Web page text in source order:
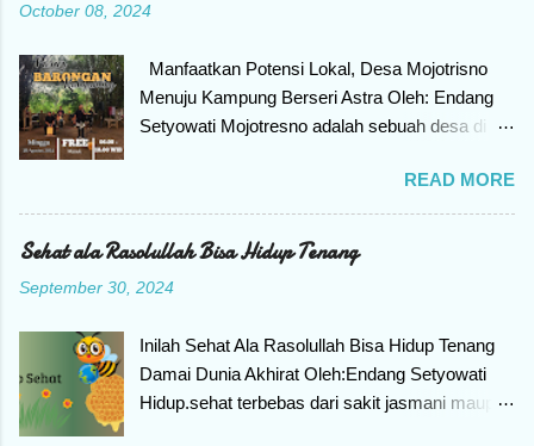
yang namanya Reading Slump. Apa itu
seseorang kehilangan motivasi untuk
melakukan hal yang disukai, yaitu membaca
buku. Jangan khawatir ya teman-teman, bila
menyelesaikan masalah. Ikuti artikel ini sampai
akhir karena akan berbagi bagaimana
menyiasatinya. Jadi ada 10 cara menyiasati jika
terjadi Reading slump. Penyebab Reading
ibaratnya, kenapa reading slump menimpa
pembaca buku? Penyebab seseorang
mengalami Reading slump ada beberapa yang
October 08, 2024
Manfaatkan Potensi Lokal, Desa Mojotrisno
Menuju Kampung Berseri Astra Oleh: Endang
Setyowati Mojotresno adalah sebuah desa di
Jombang Provinsi Jawa Timur. Mojotresno
dilewati jalan utama lintas Selatan yang
menghubungkan Surabaya dengan Solo dan
Yogyakarta. Letak yang strategis sangat mudah
untuk dijangkau. Desa ini tidak terletak di
pada kondisi alam yang biasa. Namun, berkat
terobosan dan inovasi yang dilakukan berhasil
di sulap menjadi desa wisata yang terutama
READ MORE
Sehat ala Rasolullah Bisa Hidup Tenang
September 30, 2024
Inilah Sehat Ala Rasolullah Bisa Hidup Tenang
Damai Dunia Akhirat Oleh:Endang Setyowati
Hidup.sehat terbebas dari sakit jasmani maupun